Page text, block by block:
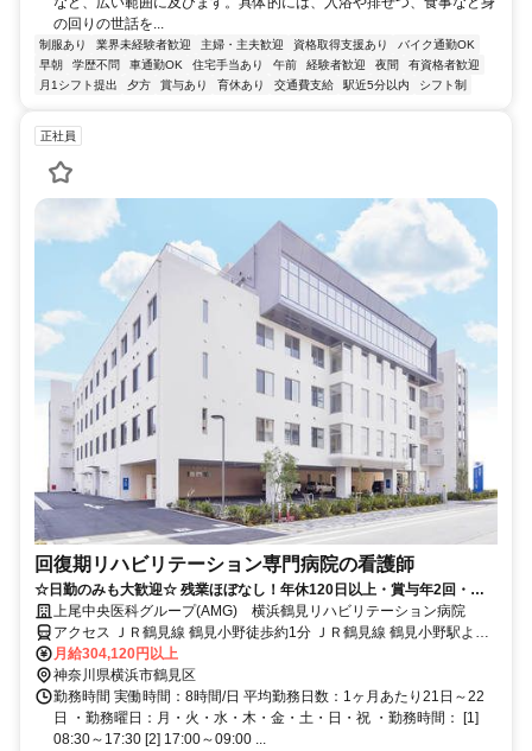
の回りの世話を...
制服あり 業界未経験者歓迎 主婦・主夫歓迎 資格取得支援あり
バイク通勤OK
早朝
学歴不問 車通勤OK 住宅手当あり 午前 経験者歓迎 夜間
有資格者歓迎
月1シフト提出
夕方 賞与あり 育休あり 交通費支給 駅近5分以内 シフト制
正社員
回復期リハビリテーション専門病院の看護師
☆日勤のみも大歓迎☆ 残業ほぼなし！年休120日以上・賞与年2回・有
給消化率8割以上！ 福利厚生充実
上尾中央医科グループ(AMG) 横浜鶴見リハビリテーション病院
アクセス ＪＲ鶴見線 鶴見小野徒歩約1分 ＪＲ鶴見線 鶴見小野駅より
徒歩2分
月給304,120円以上
神奈川県横浜市鶴見区
勤務時間 実働時間：8時間/日 平均勤務日数：1ヶ月あたり21日～22
日 ・勤務曜日：月・火・水・木・金・土・日・祝 ・勤務時間： [1]
08:30～17:30 [2] 17:00～09:00 ...